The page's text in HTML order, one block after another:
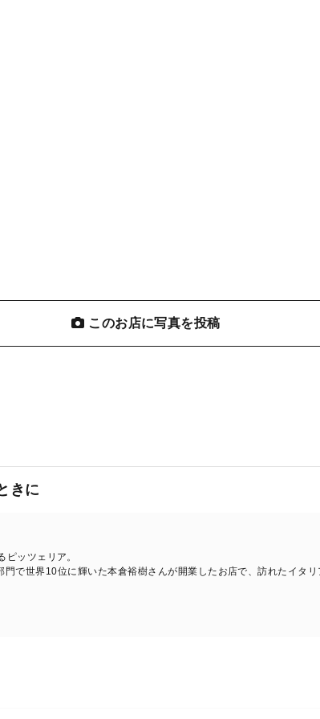
このお店に写真を投稿
きに
ッツェリア。
で世界10位に輝いた本倉裕樹さんが開業したお店で、訪れたイタリ